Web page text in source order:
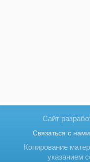
Сайт
Связаться с
Копирование
указанием